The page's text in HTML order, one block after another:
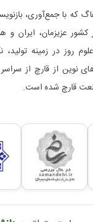
که با جمع‌آوری،
کشور عزیزمان، ایران و
روز در زمینه تولید،
نوین از قارچ از
قارچ شده است.